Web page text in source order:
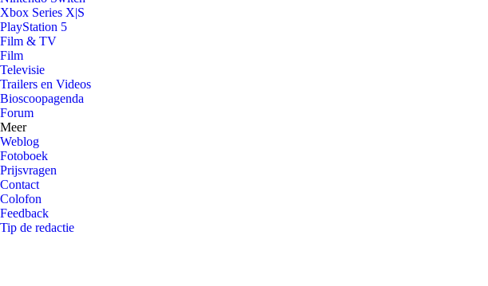
Xbox Series X|S
PlayStation 5
Film & TV
Film
Televisie
Trailers en Videos
Bioscoopagenda
Forum
Meer
Weblog
Fotoboek
Prijsvragen
Contact
Colofon
Feedback
Tip de redactie